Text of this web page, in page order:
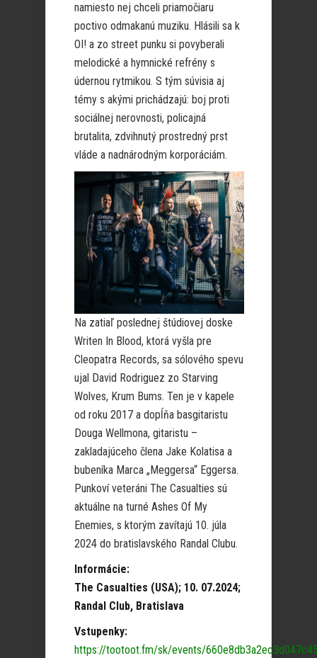
namiesto nej chceli priamočiaru
poctivo odmakanú muziku. Hlásili sa k
OI! a zo street punku si povyberali
melodické a hymnické refrény s
údernou rytmikou. S tým súvisia aj
témy s akými prichádzajú: boj proti
sociálnej nerovnosti, policajná
brutalita, zdvihnutý prostredný prst
vláde a nadnárodným korporáciám.
Na zatiaľ poslednej štúdiovej doske
Writen In Blood, ktorá vyšla pre
Cleopatra Records, sa sólového spevu
ujal David Rodriguez zo Starving
Wolves, Krum Bums. Ten je v kapele
od roku 2017 a dopĺňa basgitaristu
Douga Wellmona, gitaristu –
zakladajúceho člena Jake Kolatisa a
bubeníka Marca „Meggersa“ Eggersa.
Punkoví veteráni The Casualties sú
aktuálne na turné Ashes Of My
Enemies, s ktorým zavítajú 10. júla
2024 do bratislavského Randal Clubu.
Informácie:
The Casualties (USA); 10. 07.2024;
Randal Club, Bratislava
Vstupenky:
https://tootoot.fm/sk/events/